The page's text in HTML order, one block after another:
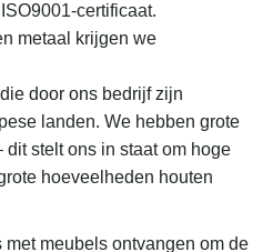
certificaat.
metaal krijgen we
door ons bedrijf zijn
landen. We hebben grote
stelt ons in staat om hoge
hoeveelheden houten
meubels ontvangen om de